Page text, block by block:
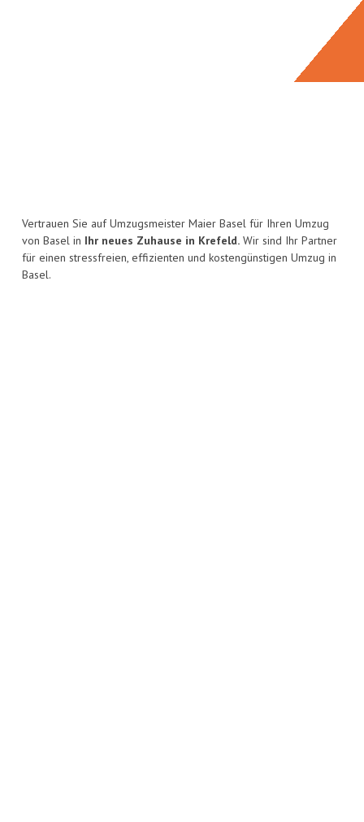
Vertrauen Sie auf Umzugsmeister Maier Basel für Ihren Umzug
von Basel in Ihr neues Zuhause in Krefeld. Wir sind Ihr Partner
für einen stressfreien, effizienten und kostengünstigen Umzug in
Basel.